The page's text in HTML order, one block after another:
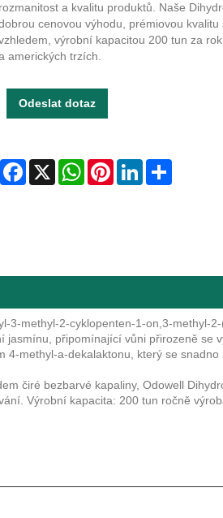
rozmanitost a kvalitu produktů. Naše
cenovou výhodu, prémiovou
výrobní kapacitou 200 tun za
amerických trzích.
Odeslat dotaz
Facebook
X WhatsAppPinterestLinkedInShare
3-methyl-2-cyklopenten-1-on,3-methyl-
připomínající vůni přirozeně se
4-methyl-a-dekalaktonu, který se
čiré bezbarvé kapaliny, Odowell
Výrobní kapacita: 200 tun ročně